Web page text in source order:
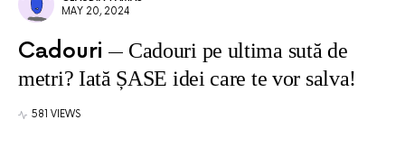
MAY 20, 2024
Cadouri
Cadouri pe ultima sută de
metri? Iată ȘASE idei care te vor salva!
581 VIEWS